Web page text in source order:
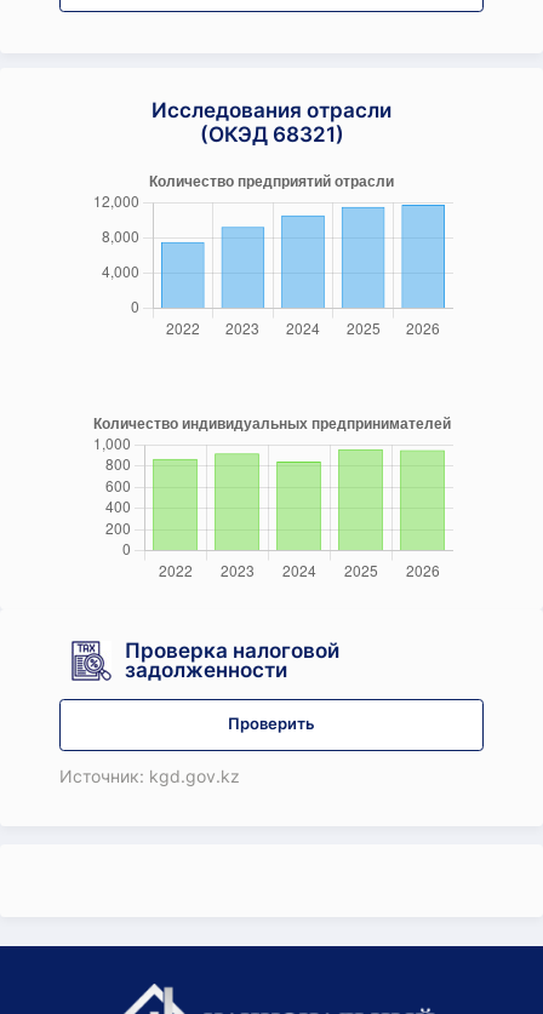
Исследования отрасли
(ОКЭД 68321)
Проверка налоговой
задолженности
Проверить
Источник: kgd.gov.kz